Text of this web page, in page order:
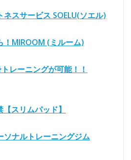
スサービス SOELU(ソエル)
！MIROOM (ミルーム)
レーニングが可能！！
スリムパッド】
ソナルトレーニングジム